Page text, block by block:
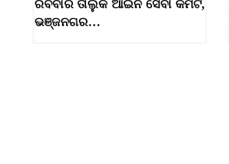
ରବିବାର ତାଲୁକ ଆଇନ ସେବା କମିଟି,
ଭଞ୍ଜନଗର…